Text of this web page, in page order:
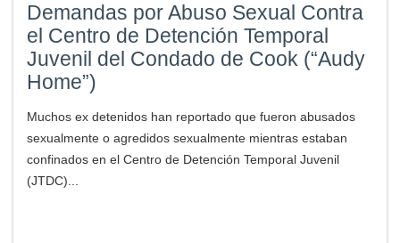
Demandas por Abuso Sexual Contra
el Centro de Detención Temporal
Juvenil del Condado de Cook (“Audy
Home”)
Muchos ex detenidos han reportado que fueron abusados
sexualmente o agredidos sexualmente mientras estaban
confinados en el Centro de Detención Temporal Juvenil
(JTDC)...